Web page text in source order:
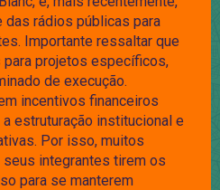
das rádios públicas para
Importante ressaltar que
projetos específicos,
de execução.
incentivos financeiros
estruturação institucional e
Por isso, muitos
integrantes tirem os
para se manterem